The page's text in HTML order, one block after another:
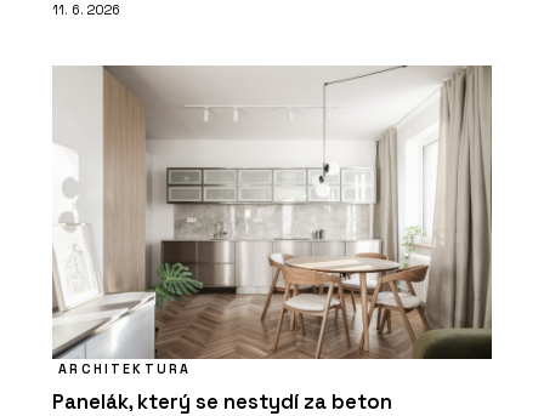
11. 6. 2026
ARCHITEKTURA
Panelák, který se nestydí za beton